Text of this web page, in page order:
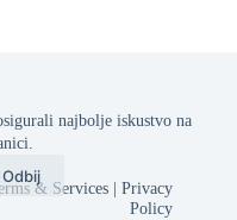
najbolje iskustvo na
Odbij
& Services |Privacy
Policy